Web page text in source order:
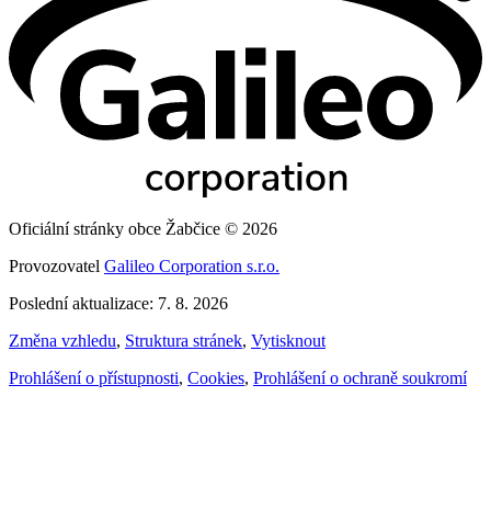
Oficiální stránky obce Žabčice © 2026
Provozovatel Galileo Corporation s.r.o.
Poslední aktualizace: 7. 8. 2026
Změna vzhledu, Struktura stránek, Vytisknout
Prohlášení o přístupnosti, Cookies, Prohlášení o ochraně soukromí